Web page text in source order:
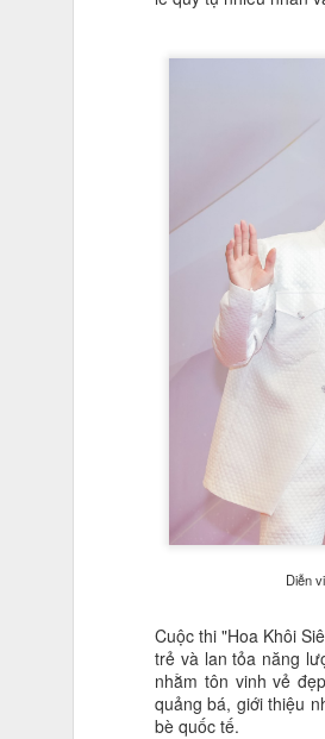
Diễn
Cuộc thi "Hoa Khôi
trẻ và lan tỏa năng
nhằm tôn vinh vẻ
quảng bá, giới thiệu
bè quốc tế.
Huệ. Ở tuổi 17, cô nàng khiến
người đối diện "tan chảy" bởi
gương mặt thanh tú, làn da không
tì vết và thần thái cuốn hút được
thừa hưởng trọn vẹn từ người mẹ